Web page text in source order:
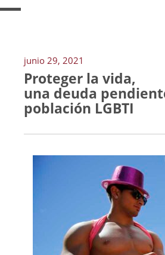
junio 29, 2021
Proteger la vida,
una deuda
población LGBTI